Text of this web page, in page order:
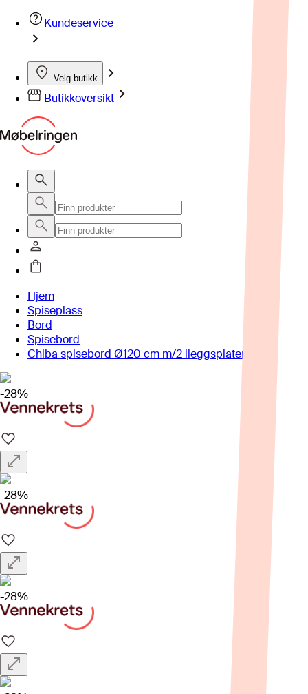
Kundeservice
Velg butikk
Butikkoversikt
Hjem
Spiseplass
Bord
Spisebord
Chiba spisebord Ø120 cm m/2 ileggsplater
-28%
-28%
-28%